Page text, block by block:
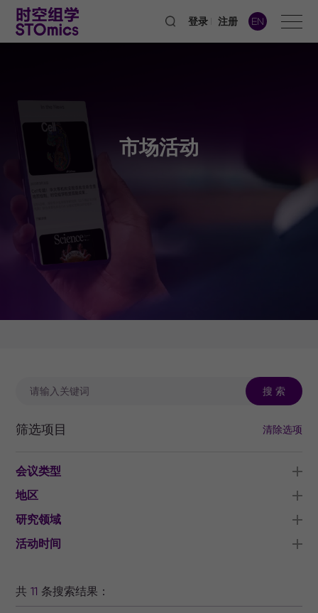
登录 注册 EN
市场活动
搜 索
筛选项目 清除选项
会议类型
地区
研究领域
活动时间
共 11 条搜索结果：